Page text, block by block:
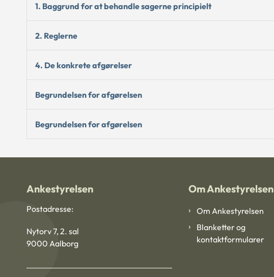
1. Baggrund for at behandle sagerne principielt
2. Reglerne
4. De konkrete afgørelser
Begrundelsen for afgørelsen
Begrundelsen for afgørelsen
Ankestyrelsen
Postadresse:
Nytorv 7, 2. sal
9000 Aalborg
Om Ankestyrelsen
Om Ankestyrelsen
Blanketter og
kontaktformularer